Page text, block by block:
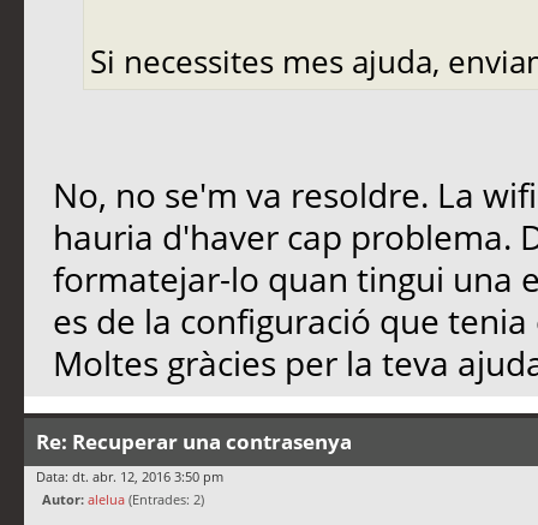
Si necessites mes ajuda,
No, no se'm va resoldre. La
hauria d'haver cap problema.
formatejar-lo quan tingui una
es de la configuració que
Moltes gràcies per la teva
Re: Recuperar una contrasenya
Data: dt. abr. 12, 2016 3:50 pm
Autor: alelua (Entrades: 2)